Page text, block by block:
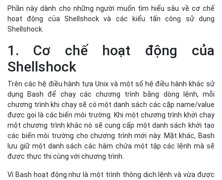
Phần này dành cho những người muốn tìm hiểu sâu về cơ chế
hoạt động của Shellshock và các kiểu tấn công sử dụng
Shellshock.
1. Cơ chế hoạt động của
Shellshock
Trên các hệ điều hành tựa Unix và một số hệ điều hành khác sử
dụng Bash để chạy các chương trình bằng dòng lệnh, mỗi
chương trình khi chạy sẽ có một danh sách các cặp name/value
được gọi là các biến môi trường. Khi một chương trình khởi chạy
một chương trình khác nó sẽ cung cấp một danh sách khởi tạo
các biến môi trường cho chương trình mới này. Mặt khác, Bash
lưu giữ một danh sách các hàm chứa một tập các lệnh mà sẽ
được thực thi cùng với chương trình.
Vì Bash hoạt động như là một trình thông dịch lệnh và vừa được